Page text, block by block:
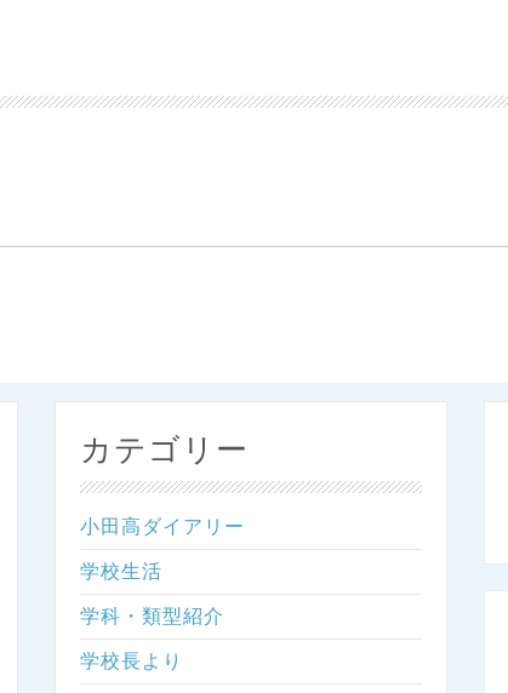
カテゴリー
小田高ダイアリー
学校生活
学科・類型紹介
学校長より